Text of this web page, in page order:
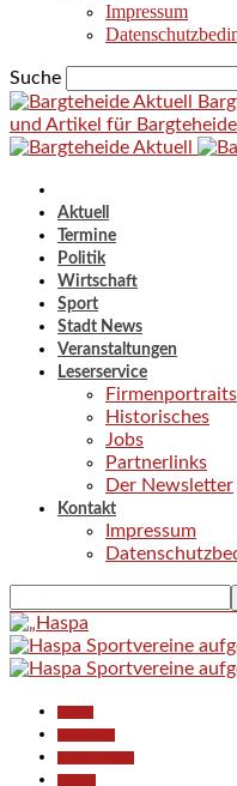
Impressum
Suche
und Artikel für
Aktuell
Termine
Politik
Wirtschaft
Sport
Stadt News
Veranstaltungen
Leserservice
Firmenportraits
Historisches
Jobs
Partnerlinks
Der Newsletter
Kontakt
Impressum